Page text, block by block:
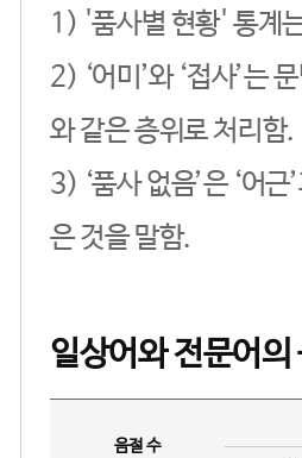
1) '품사별 현황' 통계
2) ‘어미’와 ‘접사’는
와 같은 층위로 처리함.
3) ‘품사 없음’은 ‘어
은 것을 말함.
일상어와 전문어의
음절 수